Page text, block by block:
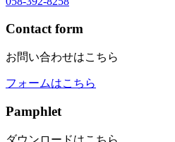
Contact form
お問い合わせはこちら
フォームはこちら
Pamphlet
ダウンロードはこちら